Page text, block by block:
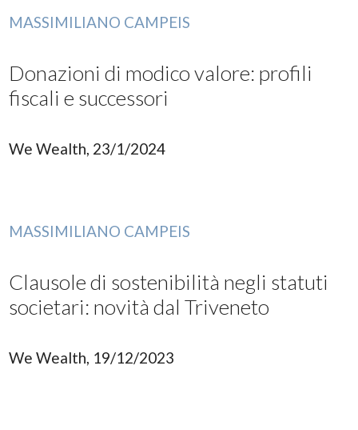
MASSIMILIANO CAMPEIS
Donazioni di modico valore: profili
fiscali e successori
We Wealth, 23/1/2024
MASSIMILIANO CAMPEIS
Clausole di sostenibilità negli statuti
societari: novità dal Triveneto
We Wealth, 19/12/2023